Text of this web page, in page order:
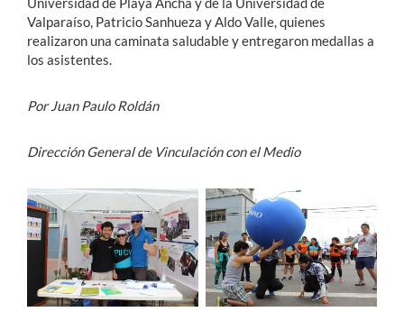
Valparaíso, Patricio Sanhueza y Aldo Valle, quienes
realizaron una caminata saludable y entregaron medallas a
los asistentes.
Por Juan Paulo Roldán
Dirección General de Vinculación con el Medio